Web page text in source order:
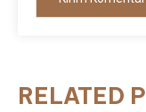
RELATED